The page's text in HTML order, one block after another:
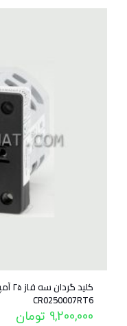
CR0250007RT6
9,200,000 تومان